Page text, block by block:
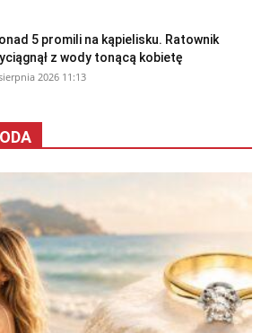
5 promili na kąpielisku. Ratownik
z wody tonącą kobietę
2026 11:13